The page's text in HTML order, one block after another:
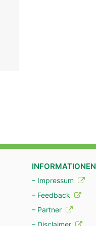
INFORMATIONEN
– Impressum
– Feedback
– Partner
– Disclaimer